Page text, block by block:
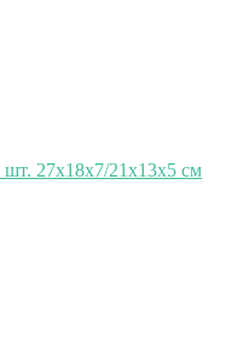
27х18х7/21х13х5 см